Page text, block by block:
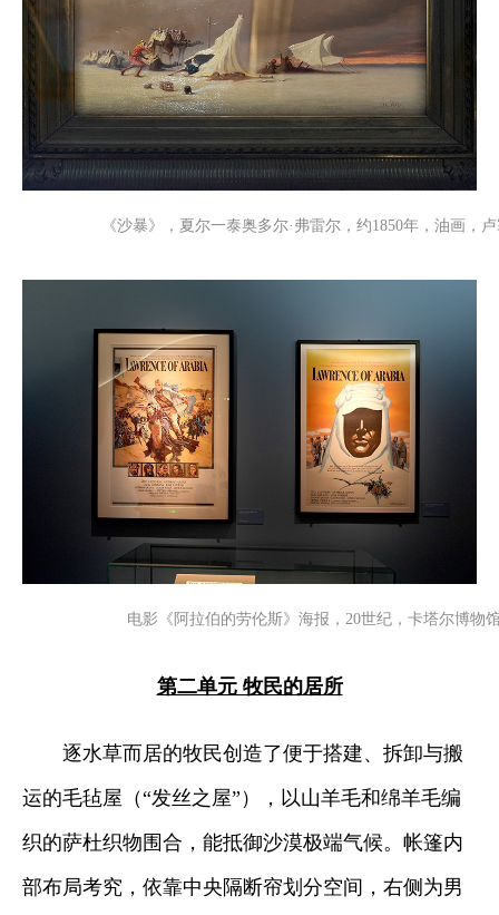
《沙暴》，夏尔一泰奥多尔·弗雷尔，约1850年，油画，
电影《阿拉伯的劳伦斯》海报，20世纪，卡塔尔博物
第二单元 牧民的居所
逐水草而居的牧民创造了便于搭建、拆卸与搬
运的毛毡屋（“发丝之屋”），以山羊毛和绵羊毛编
织的萨杜织物围合，能抵御沙漠极端气候。帐篷内
部布局考究，依靠中央隔断帘划分空间，右侧为男